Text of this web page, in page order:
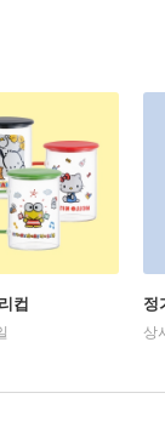
컵 정
상